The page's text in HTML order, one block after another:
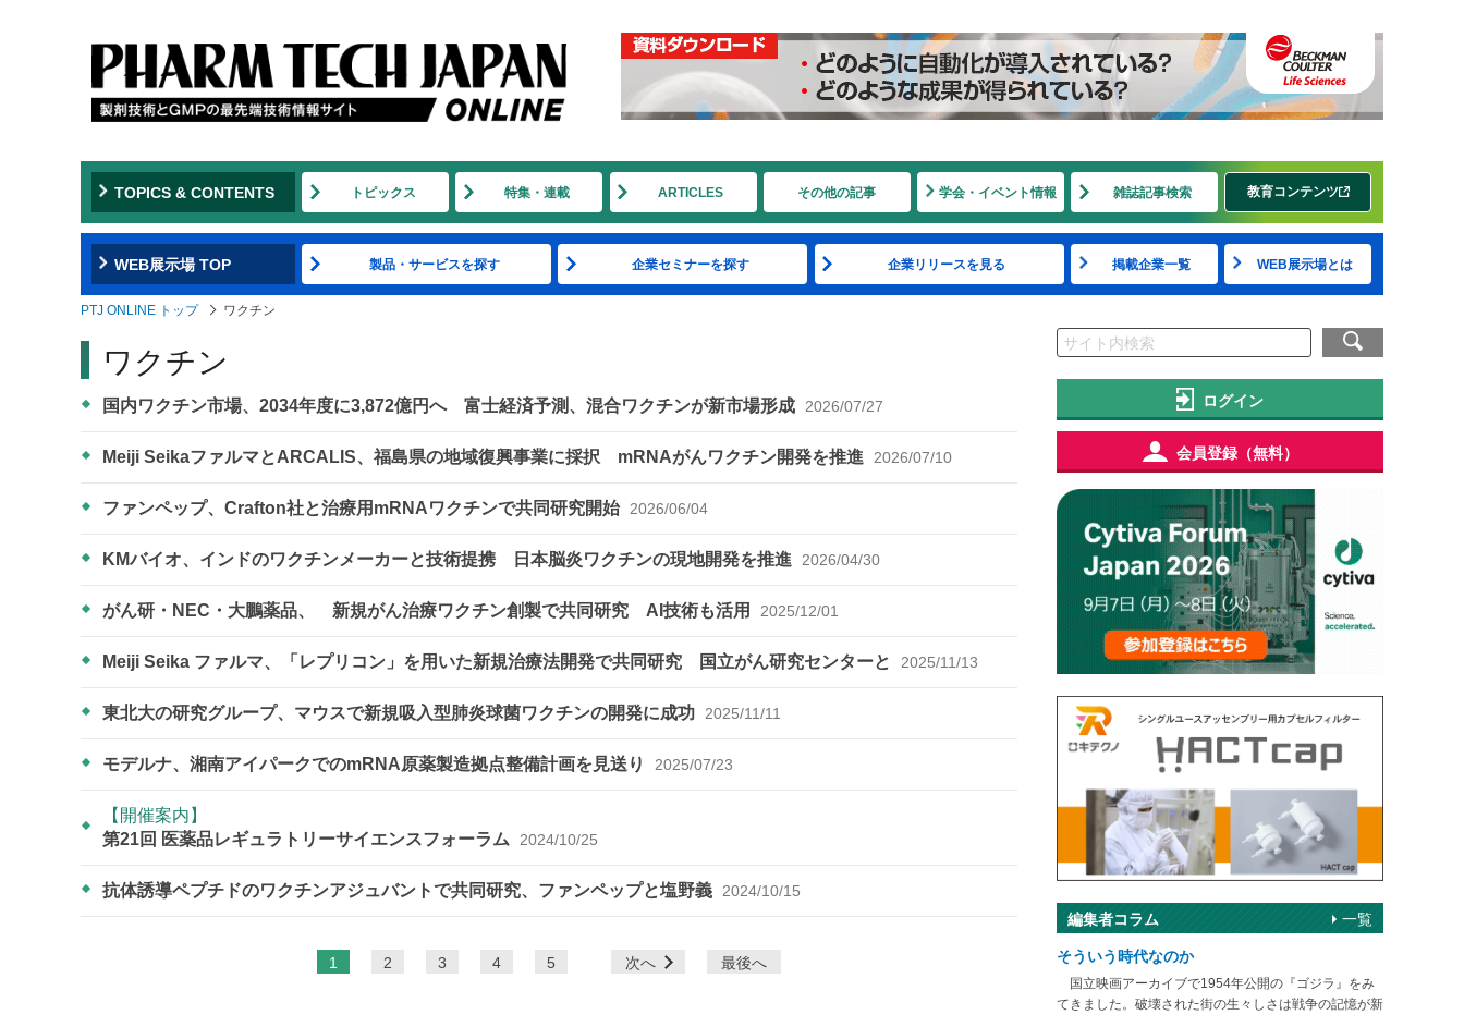
TOPICS & CONTENTS トピックス 特集・連載 ARTICLES その他の記事 学会・イベント情報 雑誌記事検索 教育コンテンツ
WEB展示場 TOP 製品・サービスを探す 企業セミナーを探す 企業リリースを見る 掲載企業一覧 WEB展示場とは
PTJ ONLINE トップ ワクチン
ワクチン
国内ワクチン市場、2034年度に3,872億円へ 富士経済予測、混合ワクチンが新市場形成 2026/07/27
Meiji SeikaファルマとARCALIS、福島県の地域復興事業に採択 mRNAがんワクチン開発を推進 2026/07/10
ファンペップ、Crafton社と治療用mRNAワクチンで共同研究開始 2026/06/04
KMバイオ、インドのワクチンメーカーと技術提携 日本脳炎ワクチンの現地開発を推進 2026/04/30
がん研・NEC・大鵬薬品、 新規がん治療ワクチン創製で共同研究 AI技術も活用 2025/12/01
Meiji Seika ファルマ、「レプリコン」を用いた新規治療法開発で共同研究 国立がん研究センターと 2025/11/13
東北大の研究グループ、マウスで新規吸入型肺炎球菌ワクチンの開発に成功 2025/11/11
モデルナ、湘南アイパークでのmRNA原薬製造拠点整備計画を見送り 2025/07/23
【開催案内】
第21回 医薬品レギュラトリーサイエンスフォーラム
2024/10/25
抗体誘導ペプチドのワクチンアジュバントで共同研究、ファンペップと塩野義 2024/10/15
1 2 3 4 5 次へ 最後へ
ログイン
会員登録（無料）
編集者コラム
そういう時代なのか
国立映画アーカイブで1954年公開の『ゴジラ』をみ
てきました。破壊された街の生々しさは戦争の記憶が新
一覧